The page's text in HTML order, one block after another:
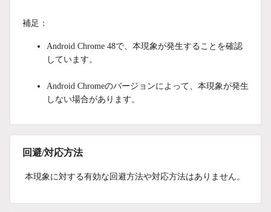
補足：
Android Chrome 48で、本現象が発生することを確認
しています。
Android Chromeのバージョンによって、本現象が発生
しない場合があります。
回避/対応方法
本現象に対する有効な回避方法や対応方法はありません。